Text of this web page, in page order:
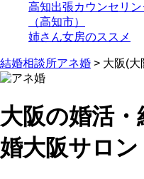
高知出張カウンセリン
（高知市）
姉さん女房のススメ
結婚相談所アネ婚 > 大阪(大
大阪の婚活
婚大阪サロン